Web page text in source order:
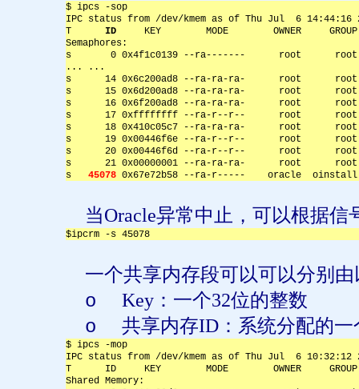
$ ipcs -sop
IPC status from /dev/kmem as of Thu Jul  6 14:44:16
T ID KEY        MODE        OWNER     GROUP
Semaphores:
s       0 0x4f1c0139 --ra-------      root      root
... ...
s      14 0x6c200ad8 --ra-ra-ra-      root      root
s      15 0x6d200ad8 --ra-ra-ra-      root      root
s      16 0x6f200ad8 --ra-ra-ra-      root      root
s      17 0xffffffff --ra-r--r--      root      root
s      18 0x410c05c7 --ra-ra-ra-      root      root
s      19 0x00446f6e --ra-r--r--      root      root
s      20 0x00446f6d --ra-r--r--      root      root
s      21 0x00000001 --ra-ra-ra-      root      root
s 45078 0x67e72b58 --ra-r-----    oracle  oinstall
当Oracle异常中止，可以根据信
$ipcrm -s 45078
一个共享内存段可以可以分别
o Key ：一个32位的整数
o 共享内存ID ：系统分配的
$ ipcs -mop
IPC status from /dev/kmem as of Thu Jul  6 10:32:12
T      ID     KEY        MODE        OWNER
Shared Memory: